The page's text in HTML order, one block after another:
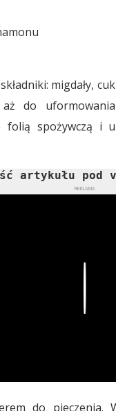
migdały,
do
folią spożywczą i
artykułu pod
REKLAMA
do